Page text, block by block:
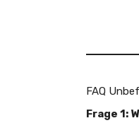
FAQ
Frage 1: